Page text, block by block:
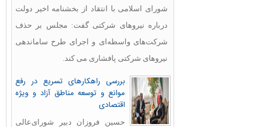
شورای اسلامی با انتقاد از بخشنامه اخیر دولت
درباره نیروهای شرکتی گفت: مجلس بر حذف
شرکت‌های واسطه‌ای و اجرای طرح ساماندهی
نیروهای شرکتی پافشاری می کند.
بررسی راهکارهای تسریع در رفع
موانع و توسعه مناطق آزاد و ویژه
اقتصادی
حسین فروزان دبیر شورای‌عالی